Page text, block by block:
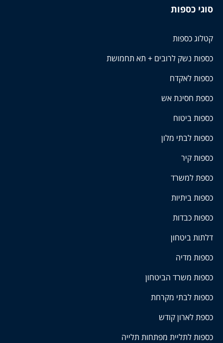
סוגי כספות
קטלוג כספות
כספות נשק לרובים + תא תחמושת
כספות לאקדח
כספת חסינת אש
כספות ביטוח
כספות לבתי מלון
כספות קיר
כספת למשרד
כספות ביתיות
כספות כבדות
דלתות ביטחון
כספות מדיה
כספות משרד הביטחון
כספות לבתי מקרחת
כספת לארון קודש
כספות לתליית מפתחות תלייה